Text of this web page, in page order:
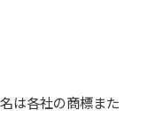
は各社の商標また